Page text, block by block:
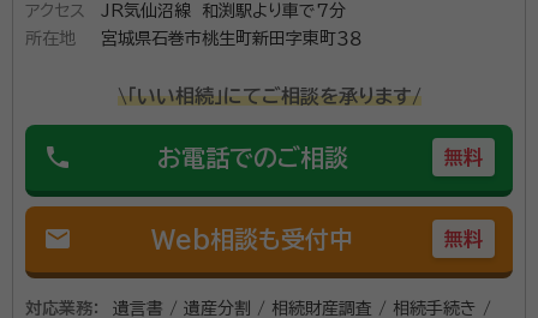
アクセス
JR気仙沼線 和渕駅より車で7分
所在地
宮城県石巻市桃生町新田字東町３８
\「いい相続」にてご相談を承ります/
phone お電話でのご相談 無料
mail Web相談も受付中 無料
対応業務：
遺言書 / 遺産分割 / 相続財産調査 / 相続手続き /